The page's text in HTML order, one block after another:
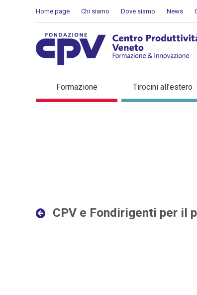
Home page Chi siamo Dove siamo News
CPV e Fondirigenti
Formazione Tirocini all'estero
CPV e Fondirigenti per il